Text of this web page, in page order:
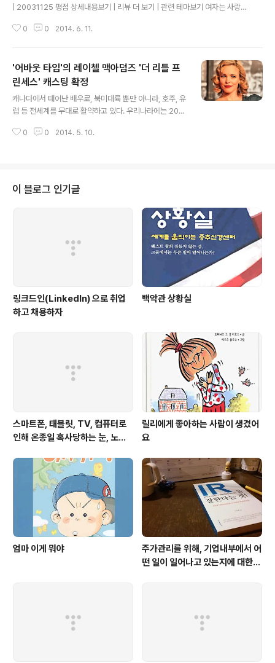
| 20031125 평점 상세내용보기 | 리뷰 더 보기 | 관련 테마보기 여자는 사랑에
는 친구가 없다. 유치원에서도 초등학교에서도 외톨이다. 자신의 아이가 친구를
다. 그제서야, 자신이 짝 없이 한살 두살 먹어갈때, 엄마가 얼마나 조바심이 났을
지 공감이 되었다. "어쩌면 나 보다도 더 힘들었을지도 모른다" 라는 생각이 스
쳤다. 오늘 나는 내 아이를 위해 뭔가를 해야겠다. 이글은 "인터파크도서"에서..
0 0 2014. 6. 11.
'어바웃 타임'의 레이첼 맥아덤즈 '더 리틀 프
린세스' 캐스팅 확정
캐나다에서 태어난 배우로, 북미대륙 뿐만 아니라, 호주, 유
럽 등 전세계를 무대로 활약하고 있다. 우리나라에는 200
2009년 [시간 여행자의 아내], 2011년 [미드나잇 인 파
스 무비의 여왕'이라는 별칭에서 알 수 있듯이, 그간 출연한
영화들이 대부분이 로맨스 장르이며, 그 중에서도 특히나
시간여행 및 기억상실 등의 소재와 자주 엮인다. 아마도, 시
간여행과 기억상실이 근래 10여년간의 구미권 영상문화에
서, 관객을 불러모으는 효과가 높아서였을 것이다. 2014
0 0 2014. 5. 10.
이 블로그 인기글
링크드인(LinkedIn) 으로 취업
하고 채용하자
백악관 상황실
스마트폰, 태블릿, TV, 컴퓨터로
인해 온종일 혹사당하는 눈, 노안
릴리에게 좋아하는 사람이 생겼어
요
엄마 이게 뭐야
주가관리를 위해, 기업내부에서 어
떤 일이 일어나고 있는지에 대한